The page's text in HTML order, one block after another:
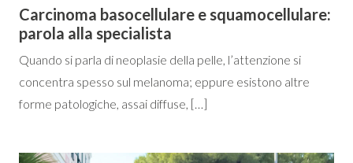
Carcinoma basocellulare e squamocellulare:
parola alla specialista
Quando si parla di neoplasie della pelle, l’attenzione si
concentra spesso sul melanoma; eppure esistono altre
forme patologiche, assai diffuse, […]